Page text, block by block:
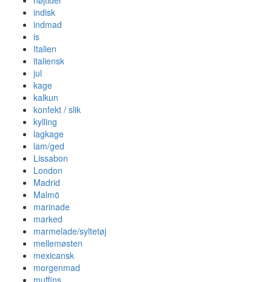
indisk
indmad
is
Italien
italiensk
jul
kage
kalkun
konfekt / slik
kylling
lagkage
lam/ged
Lissabon
London
Madrid
Malmö
marinade
marked
marmelade/syltetøj
mellemøsten
mexicansk
morgenmad
muffins